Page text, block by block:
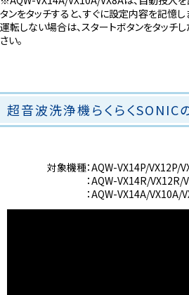
タンをタッチすると、すぐに設定内容を記憶し
運転しない場合は、スタートボタンをタッチ
さい。
超音波洗浄機らくらくSONIC
対象機種：AQW-VX14P/VX12P/
：AQW-VX14R/
：AQW-VX14A/VX10A/